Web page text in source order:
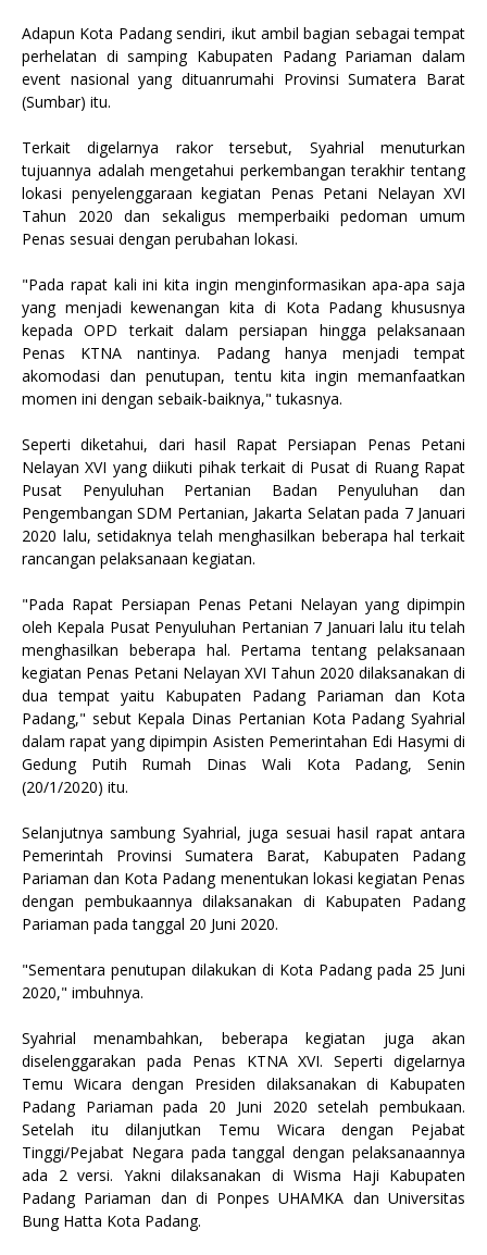
Adapun Kota Padang sendiri, ikut ambil bagian sebagai tempat
perhelatan di samping Kabupaten Padang Pariaman dalam
event nasional yang dituanrumahi Provinsi Sumatera Barat
(Sumbar) itu.
Terkait digelarnya rakor tersebut, Syahrial menuturkan
tujuannya adalah mengetahui perkembangan terakhir tentang
lokasi penyelenggaraan kegiatan Penas Petani Nelayan XVI
Tahun 2020 dan sekaligus memperbaiki pedoman umum
Penas sesuai dengan perubahan lokasi.
"Pada rapat kali ini kita ingin menginformasikan apa-apa saja
yang menjadi kewenangan kita di Kota Padang khususnya
kepada OPD terkait dalam persiapan hingga pelaksanaan
Penas KTNA nantinya. Padang hanya menjadi tempat
akomodasi dan penutupan, tentu kita ingin memanfaatkan
momen ini dengan sebaik-baiknya," tukasnya.
Seperti diketahui, dari hasil Rapat Persiapan Penas Petani
Nelayan XVI yang diikuti pihak terkait di Pusat di Ruang Rapat
Pusat Penyuluhan Pertanian Badan Penyuluhan dan
Pengembangan SDM Pertanian, Jakarta Selatan pada 7 Januari
2020 lalu, setidaknya telah menghasilkan beberapa hal terkait
rancangan pelaksanaan kegiatan.
"Pada Rapat Persiapan Penas Petani Nelayan yang dipimpin
oleh Kepala Pusat Penyuluhan Pertanian 7 Januari lalu itu telah
menghasilkan beberapa hal. Pertama tentang pelaksanaan
kegiatan Penas Petani Nelayan XVI Tahun 2020 dilaksanakan di
dua tempat yaitu Kabupaten Padang Pariaman dan Kota
Padang," sebut Kepala Dinas Pertanian Kota Padang Syahrial
dalam rapat yang dipimpin Asisten Pemerintahan Edi Hasymi di
Gedung Putih Rumah Dinas Wali Kota Padang, Senin
(20/1/2020) itu.
Selanjutnya sambung Syahrial, juga sesuai hasil rapat antara
Pemerintah Provinsi Sumatera Barat, Kabupaten Padang
Pariaman dan Kota Padang menentukan lokasi kegiatan Penas
dengan pembukaannya dilaksanakan di Kabupaten Padang
Pariaman pada tanggal 20 Juni 2020.
"Sementara penutupan dilakukan di Kota Padang pada 25 Juni
2020," imbuhnya.
Syahrial menambahkan, beberapa kegiatan juga akan
diselenggarakan pada Penas KTNA XVI. Seperti digelarnya
Temu Wicara dengan Presiden dilaksanakan di Kabupaten
Padang Pariaman pada 20 Juni 2020 setelah pembukaan.
Setelah itu dilanjutkan Temu Wicara dengan Pejabat
Tinggi/Pejabat Negara pada tanggal dengan pelaksanaannya
ada 2 versi. Yakni dilaksanakan di Wisma Haji Kabupaten
Padang Pariaman dan di Ponpes UHAMKA dan Universitas
Bung Hatta Kota Padang.